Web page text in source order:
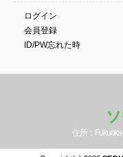
ログイン
会員登録
ID/PW忘れた時
住所：